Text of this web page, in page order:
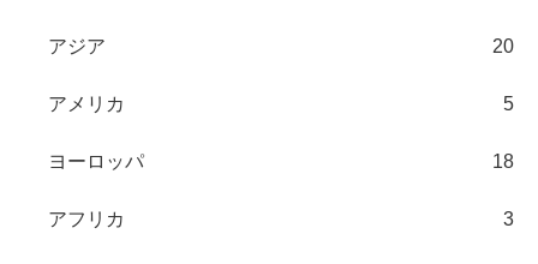
アジア 20
アメリカ 5
ヨーロッパ 18
アフリカ 3